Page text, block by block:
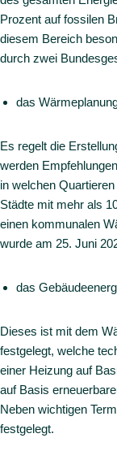
Prozent auf fossilen
diesem Bereich
durch zwei
das
Es regelt die
werden
in welchen
Städte mit mehr als
einen kommunalen
wurde am 25. Juni
das
Dieses ist mit dem
festgelegt, welche
einer Heizung auf
auf Basis
Neben wichtigen
festgelegt.